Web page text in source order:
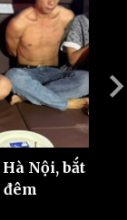
Nội, bắt